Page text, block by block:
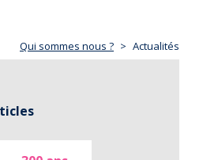
Qui sommes nous ? Actualités